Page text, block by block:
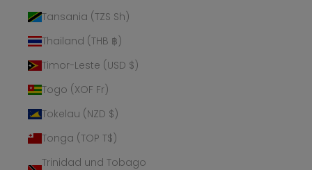
Tansania (TZS Sh)
Thailand (THB ฿)
Timor-Leste (USD $)
Togo (XOF Fr)
Tokelau (NZD $)
Tonga (TOP T$)
Trinidad und Tobago